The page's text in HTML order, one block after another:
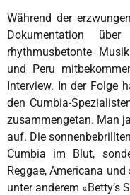
Während der
Dokumentation
rhythmusbetonte
und Peru
Interview. In der Folge
den Cumbia-
zusammengetan. Man
auf. Die
Cumbia im Blut,
Reggae, Americana
unter anderem «Betty’s